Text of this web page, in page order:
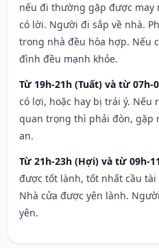
nếu đi thường gặp được may
có lời. Người đi sắp về nhà.
trong nhà đều hòa hợp. Nếu
đình đều mạnh khỏe.
Từ 19h-21h (Tuất) và từ 07h-
có lợi, hoặc hay bị trái ý. Nếu
quan trọng thì phải đòn, gặp
an.
Từ 21h-23h (Hợi) và từ 09h-
được tốt lành, tốt nhất cầu tài
Nhà cửa được yên lành.
yên.